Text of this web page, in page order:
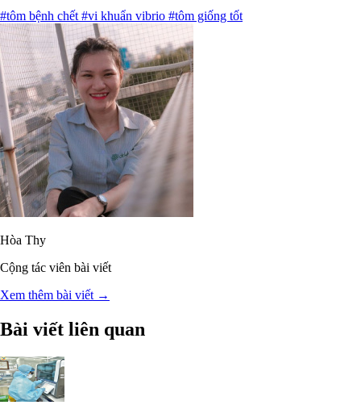
#tôm bệnh chết #vi khuẩn vibrio #tôm giống tốt
Hòa Thy
Cộng tác viên bài viết
Xem thêm bài viết →
Bài viết liên quan